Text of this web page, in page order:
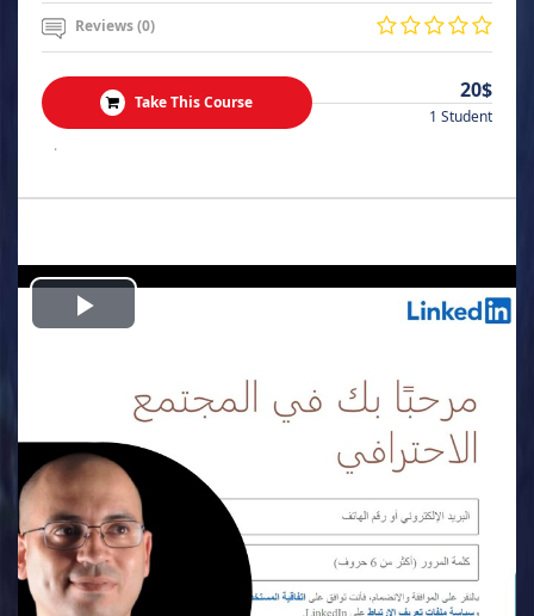
Reviews (0)
Take This Course 20$
1 Student
.
Play
Video